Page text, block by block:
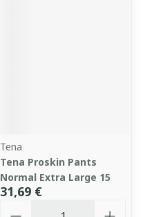
Tena
Tena Proskin Pants
Normal Extra Large 15
31,69 €